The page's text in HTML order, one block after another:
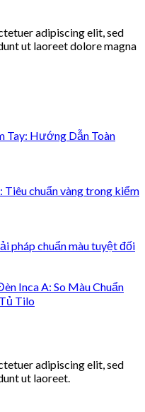
adipiscing elit, sed
ut laoreet dolore magna
Tay: Hướng Dẫn Toàn
Tiêu chuẩn vàng trong kiểm
pháp chuẩn màu tuyệt đối
Inca A: So Màu Chuẩn
Tilo
adipiscing elit, sed
ut laoreet.